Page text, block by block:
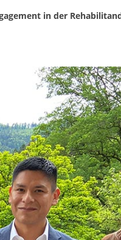
in der